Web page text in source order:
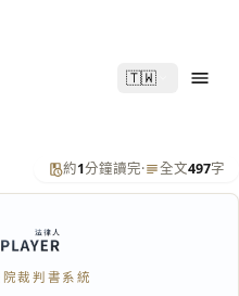
🇹🇼
約1分鐘讀完· 全文497字
裁判書系統